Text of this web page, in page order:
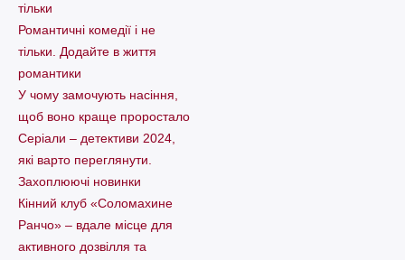
тільки
Романтичні комедії і не
тільки. Додайте в життя
романтики
У чому замочують насіння,
щоб воно краще проростало
Серіали – детективи 2024,
які варто пеpеглянути.
Захоплюючі новинки
Кінний клуб «Соломахине
Ранчо» – вдале місце для
активного дозвілля та